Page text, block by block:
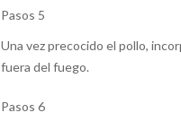
Pasos 5
Una vez precocido el pollo,
fuera del fuego.
Pasos 6